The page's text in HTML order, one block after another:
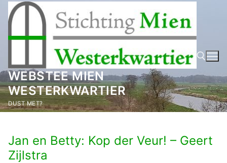
naar
inhoud
WEBSTEE MIEN
WESTERKWARTIER
DUST MET? Zoeken naar:
Jan en Betty: Kop der Veur! – Geert
Zijlstra